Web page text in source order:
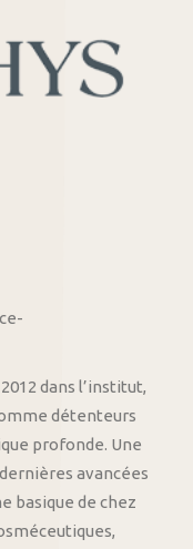
dans l’institut,
détenteurs
profonde. Une
avancées
basique de chez